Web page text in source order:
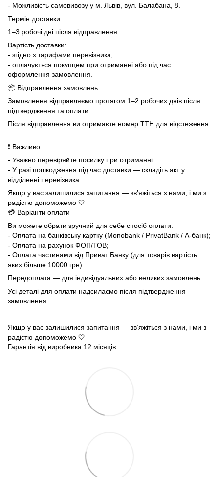
- Можливість самовивозу у м. Львів, вул. Балабана, 8.
Термін доставки:
1–3 робочі дні після відправлення
Вартість доставки:
- згідно з тарифами перевізника;
- оплачується покупцем при отриманні або під час
оформлення замовлення.
📦 Відправлення замовлень
Замовлення відправляємо протягом 1–2 робочих днів після
підтвердження та оплати.
Після відправлення ви отримаєте номер ТТН для відстеження.
❗ Важливо
- Уважно перевіряйте посилку при отриманні.
- У разі пошкодження під час доставки — складіть акт у
відділенні перевізника
Якщо у вас залишилися запитання — зв’яжіться з нами, і ми з
радістю допоможемо 🤍
💳 Варіанти оплати
Ви можете обрати зручний для себе спосіб оплати:
- Оплата на банківську картку (Monobank / PrivatBank / А-банк);
- Оплата на рахунок ФОП/ТОВ;
- Оплата частинами від Приват Банку (для товарів вартість
яких більше 10000 грн)
Передоплата — для індивідуальних або великих замовлень.
Усі деталі для оплати надсилаємо після підтвердження
замовлення.
Якщо у вас залишилися запитання — зв’яжіться з нами, і ми з
радістю допоможемо 🤍
Гарантія від виробника 12 місяців.